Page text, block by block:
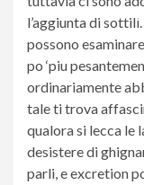
l’aggiunta di
possono
po ‘piu
ordinariamente
tale ti trova
qualora si lecca le
desistere di
parli, e excretion